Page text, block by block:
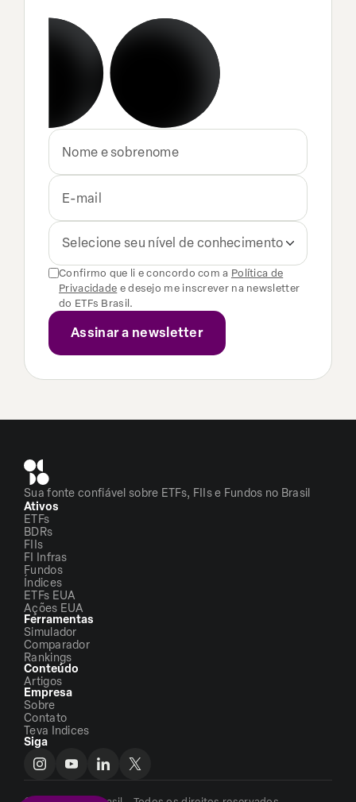
Selecione seu nível de conhecimento
Confirmo que li e concordo com a Política de
Privacidade e desejo me inscrever na newsletter
do ETFs Brasil.
Sua fonte confiável sobre ETFs, FIIs e Fundos no Brasil
Ativos
ETFs
BDRs
FIIs
FI Infras
Fundos
Índices
ETFs EUA
Ações EUA
Ferramentas
Simulador
Comparador
Rankings
Conteúdo
Artigos
Empresa
Sobre
Contato
Teva Indices
Siga